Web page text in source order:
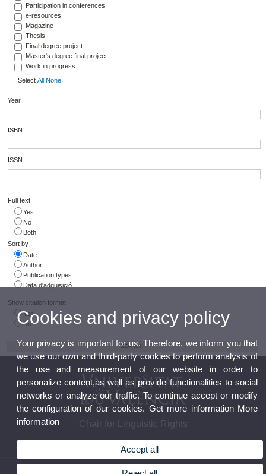
Participation in conferences
e-resources
Magazine
Thesis
Final degree project
Master's degree final project
Work in progress
Select All None
Year
ISBN
ISSN
Full text
Yes
No
Both
Sort by
Date
Author
Publication types
Data d'adquisició
Show citation format
Yes
No
Chair for Linguistic Rights
© 2026 UV. - Universitat de València. Chair for Linguistic Rights. Faculty of Law. Av. dels
Cookies and privacy policy
Your privacy is important for us. Therefore, we inform you that
we use our own and third-party cookies to perform analysis of
the use and measurement of our website in order to
personalize content,as well as provide functionalities to social
networks or analyze our traffic. To continue accept or modify
the configuration of our cookies. Get more information More
information
Accept all